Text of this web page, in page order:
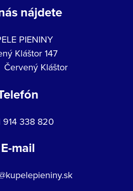
nájdete
PIENINY
Kláštor 147
Kláštor
914 338 820
E-mail